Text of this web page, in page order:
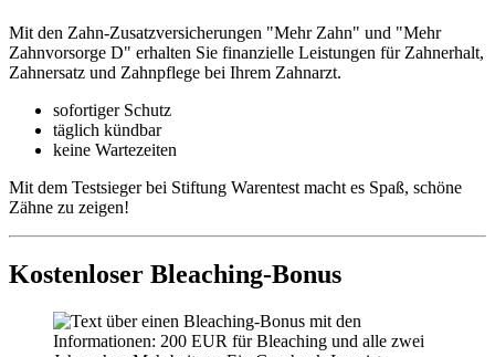
Mit den Zahn-Zusatzversicherungen "Mehr Zahn" und "Mehr
Zahnvorsorge D" erhalten Sie finanzielle Leistungen für Zahnerhalt,
Zahnersatz und Zahnpflege bei Ihrem Zahnarzt.
sofortiger Schutz
täglich kündbar
keine Wartezeiten
Mit dem Testsieger bei Stiftung Warentest macht es Spaß, schöne
Zähne zu zeigen!
Kostenloser Bleaching-Bonus